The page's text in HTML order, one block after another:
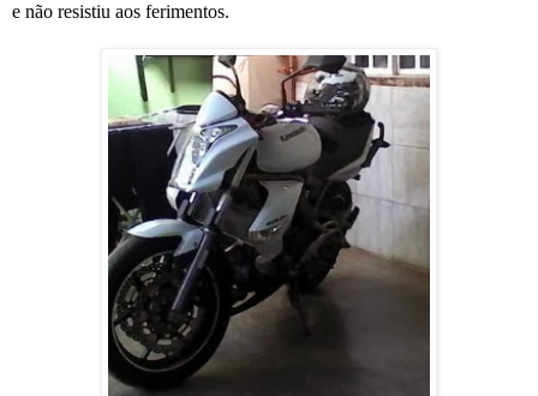
e não resistiu aos ferimentos.